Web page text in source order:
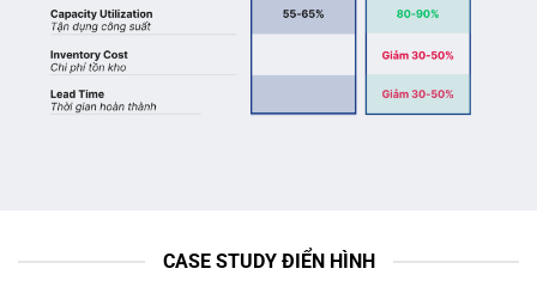
CASE STUDY ĐIỂN HÌNH